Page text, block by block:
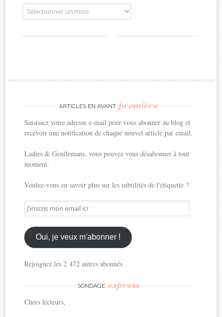
Archives
ARTICLES EN AVANT première
Saisissez votre adresse e-mail pour vous abonner au blog et
recevoir une notification de chaque nouvel article par email.
Ladies & Gentlemans, vous pouvez vous désabonner à tout
moment.
Voulez-vous en savoir plus sur les subtilités de l'étiquette ?
J'inscris
mon
email
ici
Oui, je veux m'abonner !
Rejoignez les 2 472 autres abonnés
SONDAGE express
Chers lecteurs,